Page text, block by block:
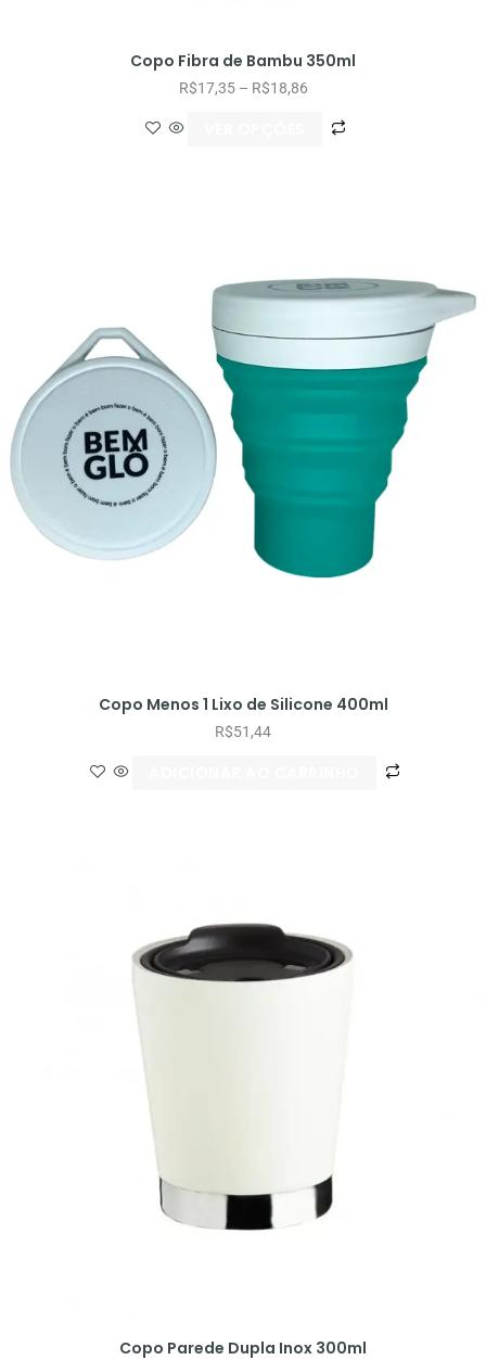
Copo Fibra de Bambu 350ml
R$17,35 – R$18,86
Copo Menos 1 Lixo de Silicone 400ml
R$51,44
Copo Parede Dupla Inox 300ml